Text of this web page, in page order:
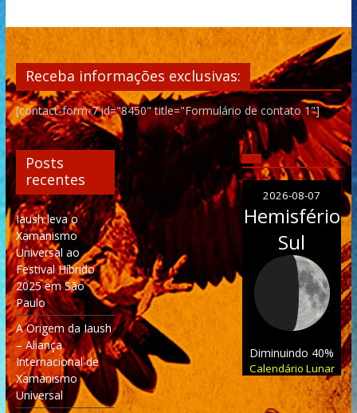
Receba informações exclusivas:
[contact-form-7 id="8450" title="Formulário de contato 1"]
Posts
recentes
Iaush leva o
Xamanismo
Universal ao
Festival Híbrido
2025 em São
Paulo
A Origem da Iaush
– Aliança
Internacional de
Xamanismo
Universal
2026-08-07
Hemisfério
Sul
Diminuindo 40%
Calendário Lunar